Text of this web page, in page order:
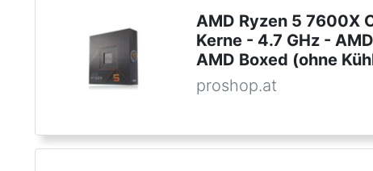
AMD Ryzen 5 7600X
Kerne - 4.7 GHz -
AMD Boxed (ohne
proshop.at